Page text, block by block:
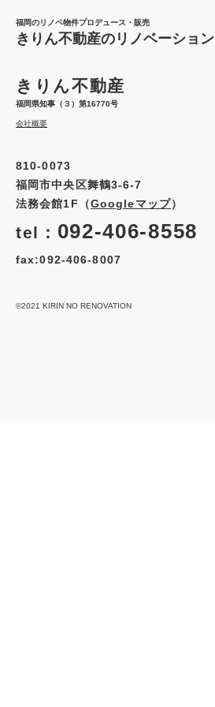
福岡のリノベ物件プロデュース・販売
きりん不動産のリノベーション
きりん不動産
福岡県知事（３）第16770号
会社概要
810-0073
福岡市中央区舞鶴3-6-7
法務会館1F（Googleマップ）
tel： 092-406-8558
fax:092-406-8007
©2021 KIRIN NO RENOVATION